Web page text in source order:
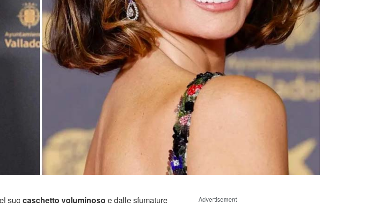
suocaschetto voluminoso e dalle sfumature
Advertisement